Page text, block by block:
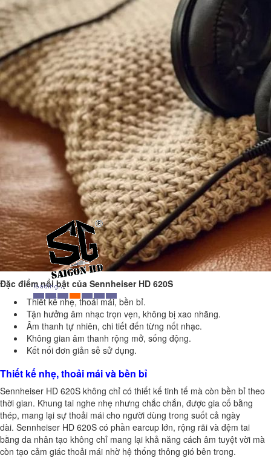
Đặc điểm nổi bật của Sennheiser HD 620S
Thiết kế nhẹ, thoải mái, bền bỉ.
Tận hưởng âm nhạc trọn vẹn, không bị xao nhãng.
Âm thanh tự nhiên, chi tiết đến từng nốt nhạc.
Không gian âm thanh rộng mở, sống động.
Kết nối đơn giản sễ sử dụng.
Thiết kế nhẹ, thoải mái và bền bỉ
Sennheiser HD 620S không chỉ có thiết kế tinh tế mà còn bền bỉ theo
thời gian. Khung tai nghe nhẹ nhưng chắc chắn, được gia cố bằng
thép, mang lại sự thoải mái cho người dùng trong suốt cả ngày
dài. Sennheiser HD 620S có phần earcup lớn, rộng rãi và đệm tai
bằng da nhân tạo không chỉ mang lại khả năng cách âm tuyệt vời mà
còn tạo cảm giác thoải mái nhờ hệ thống thông gió bên trong.